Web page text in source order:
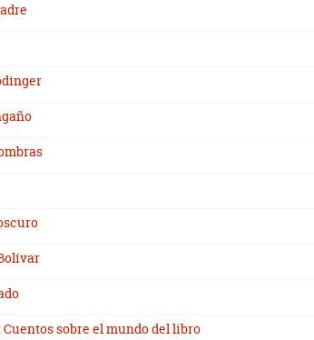
Cuentos sobre el mundo del libro